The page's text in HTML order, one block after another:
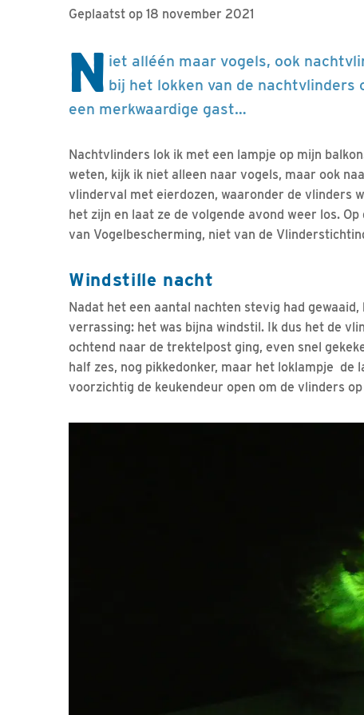
Geplaatst op 18 november 2021
N iet alléén maar vogels, ook
bij het lokken van de nachtvlinders
een merkwaardige gast…
Nachtvlinders lok ik met een lampje op mijn
weten, kijk ik niet alleen naar vogels, maar ook
vlinderval met eierdozen, waaronder de vlinders
het zijn en laat ze de volgende avond weer los.
van Vogelbescherming, niet van de
Windstille nacht
Nadat het een aantal nachten stevig had
verrassing: het was bijna windstil. Ik dus het de
ochtend naar de trektelpost ging, even snel
half zes, nog pikkedonker, maar het loklampje de
voorzichtig de keukendeur open om de vlinders